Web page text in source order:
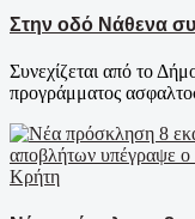
Στην οδό Νάθενα
Συνεχίζεται από το
προγράμματος
Κρήτη